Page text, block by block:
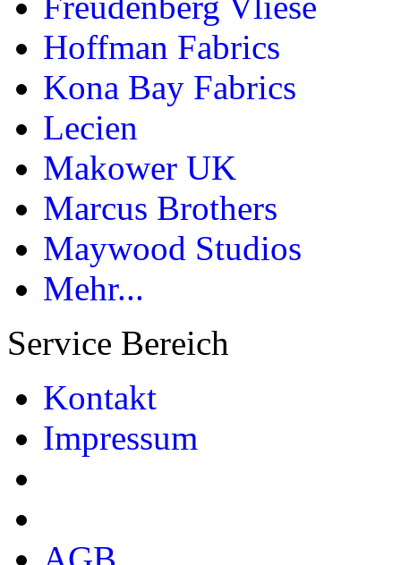
Hoffman Fabrics
Kona Bay Fabrics
Lecien
Makower UK
Marcus Brothers
Maywood Studios
Mehr...
Service Bereich
Kontakt
Impressum